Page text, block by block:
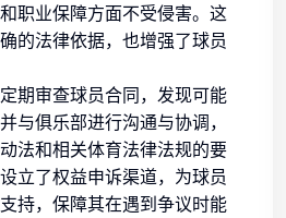
职业保障方面不受侵害。这
的法律依据，也增强了球员
期审查球员合同，发现可能
与俱乐部进行沟通与协调，
法和相关体育法律法规的要
立了权益申诉渠道，为球员
持，保障其在遇到争议时能